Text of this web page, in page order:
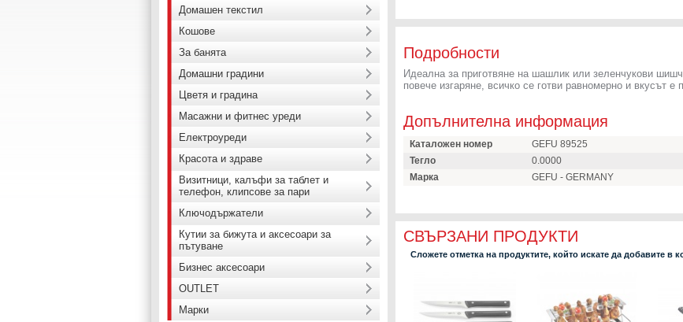
Подробности
Идеална за приготвяне на шашлик или зеленчукови
повече изгаряне, всичко се готви равномерно и вкусът е
Допълнителна информация
Каталожен номер
GEFU 89525
Тегло
0.0000
Марка
GEFU - GERMANY
СВЪРЗАНИ ПРОДУКТИ
Сложете отметка на продуктите, който искате да добавите в
Домашен текстил
Кошове
За банята
Домашни градини
Цветя и градина
Масажни и фитнес уреди
Електроуреди
Красота и здраве
Визитници, калъфи за таблет и
телефон, клипсове за пари
Ключодържатели
Кутии за бижута и аксесоари за
пътуване
Бизнес аксесоари
OUTLET
Марки